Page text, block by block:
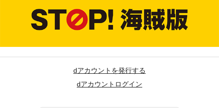
dアカウントを発行する
dアカウントログイン